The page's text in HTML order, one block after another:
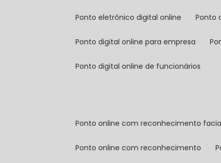
ponto eletrônico digital online
ponto digital online para empresa
ponto digital online de funcionários
ponto online com reconhecimento
ponto online com reconhecimento